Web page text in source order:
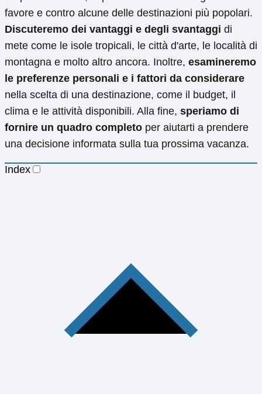
favore e contro alcune delle destinazioni più popolari.
Discuteremo dei vantaggi e degli svantaggi di
mete come le isole tropicali, le città d'arte, le località di
montagna e molto altro ancora. Inoltre, esamineremo
le preferenze personali e i fattori da considerare
nella scelta di una destinazione, come il budget, il
clima e le attività disponibili. Alla fine, speriamo di
fornire un quadro completo per aiutarti a prendere
una decisione informata sulla tua prossima vacanza.
Index